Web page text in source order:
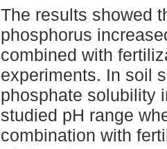
The results showed
phosphorus
combined with
experiments. In soil
phosphate solubility
studied pH range
combination with